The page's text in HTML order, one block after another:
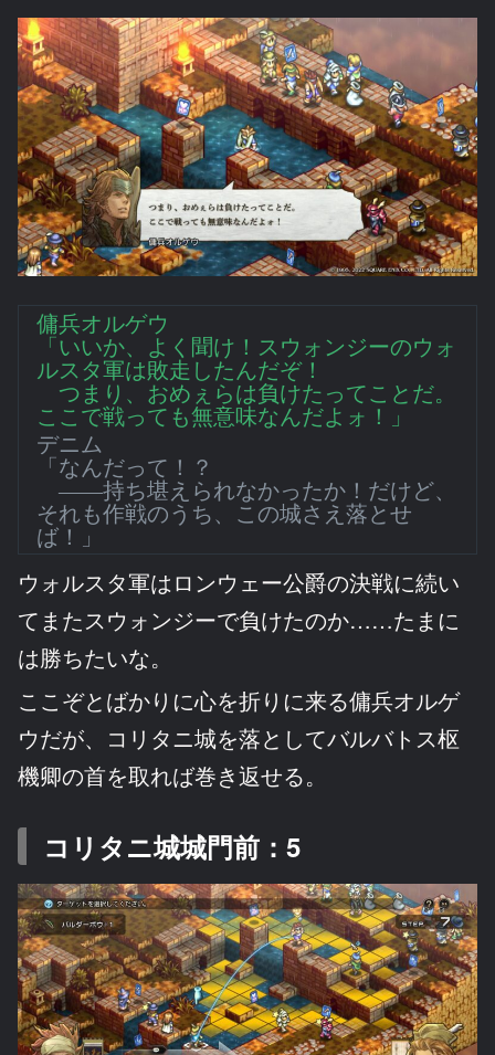
傭兵オルゲウ
「いいか、よく聞け！スウォンジーのウォ
ルスタ軍は敗走したんだぞ！
つまり、おめぇらは負けたってことだ。
ここで戦っても無意味なんだよォ！」
デニム
「なんだって！？
――持ち堪えられなかったか！だけど、
それも作戦のうち、この城さえ落とせ
ば！」
ウォルスタ軍はロンウェー公爵の決戦に続い
てまたスウォンジーで負けたのか……たまに
は勝ちたいな。
ここぞとばかりに心を折りに来る傭兵オルゲ
ウだが、コリタニ城を落としてバルバトス枢
機卿の首を取れば巻き返せる。
コリタニ城城門前：5